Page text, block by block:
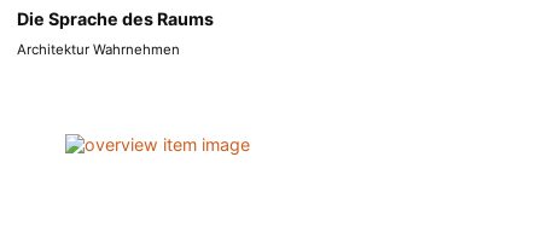
Die Sprache des Raums
Architektur Wahrnehmen